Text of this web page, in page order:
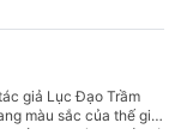
giả Lục Đạo Trầm
màu sắc của thế giới